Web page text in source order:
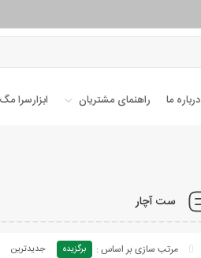
درباره ما راهنمای مشتریان ابزارسرا
ست آچار
برگزیده جدیدترین